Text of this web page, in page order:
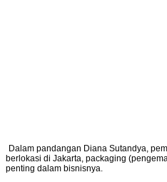
Dalam pandangan Diana Sutandya,
berlokasi di Jakarta, packaging
penting dalam bisnisnya.